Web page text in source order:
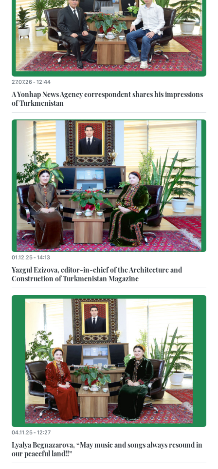
27.07.26 - 12:44
A Yonhap News Agency correspondent shares his impressions
of Turkmenistan
01.12.25 - 14:13
Yazgul Ezizova, editor-in-chief of the Architecture and
Construction of Turkmenistan Magazine
04.11.25 - 12:27
Lyalya Begnazarova, “May music and songs always resound in
our peaceful land!!”